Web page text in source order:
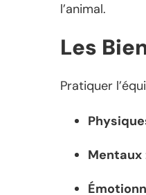
l’animal.
Les
Pratiquer
Mentaux